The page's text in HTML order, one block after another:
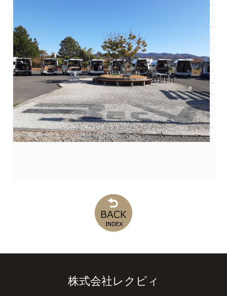
株式会社レクビィ